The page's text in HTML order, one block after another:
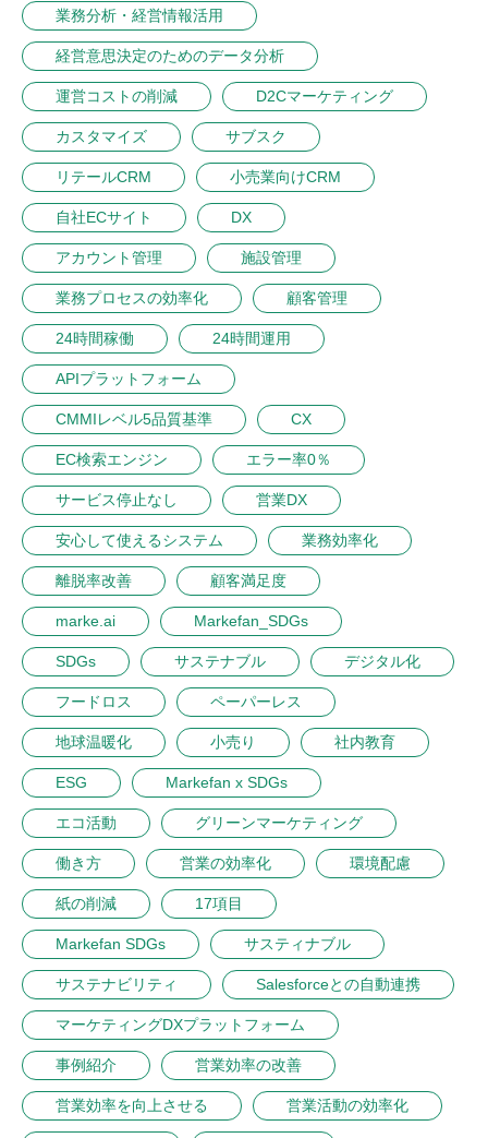
業務分析・経営情報活用
経営意思決定のためのデータ分析
運営コストの削減 D2Cマーケティング
カスタマイズ サブスク
リテールCRM 小売業向けCRM
自社ECサイト DX
アカウント管理 施設管理
業務プロセスの効率化 顧客管理
24時間稼働 24時間運用
APIプラットフォーム
CMMIレベル5品質基準 CX
EC検索エンジン エラー率0％
サービス停止なし 営業DX
安心して使えるシステム 業務効率化
離脱率改善 顧客満足度
marke.ai Markefan_SDGs
SDGs サステナブル デジタル化
フードロス ペーパーレス
地球温暖化 小売り 社内教育
ESG Markefan x SDGs
エコ活動 グリーンマーケティング
働き方 営業の効率化 環境配慮
紙の削減 17項目
Markefan SDGs サスティナブル
サステナビリティ Salesforceとの自動連携
マーケティングDXプラットフォーム
事例紹介 営業効率の改善
営業効率を向上させる 営業活動の効率化